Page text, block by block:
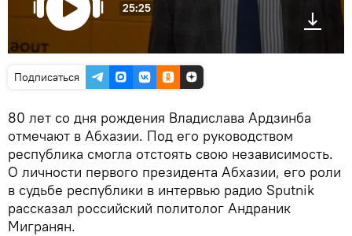
25:25
Подписаться
80 лет со дня рождения Владислава Ардзинба
отмечают в Абхазии. Под его руководством
республика смогла отстоять свою независимость.
О личности первого президента Абхазии, его роли
в судьбе республики в интервью радио Sputnik
рассказал российский политолог Андраник
Мигранян.